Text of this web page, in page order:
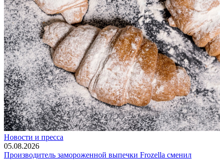
Новости и пресса
05.08.2026
Производитель замороженной выпечки Frozella сменил